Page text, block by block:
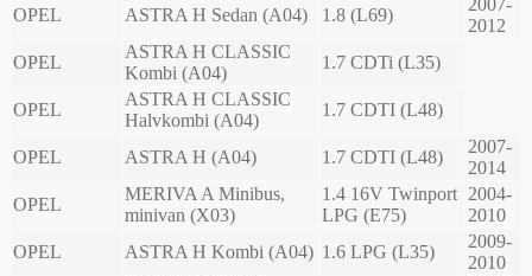
OPEL ASTRA H Sedan (A04) 1.8 (L69)
2007-
2012
OPEL
ASTRA H CLASSIC
Kombi (A04)
1.7 CDTi (L35)
OPEL
ASTRA H CLASSIC
Halvkombi (A04)
1.7 CDTI (L48)
OPEL ASTRA H (A04) 1.7 CDTI (L48)
2007-
2014
OPEL
MERIVA A Minibus,
minivan (X03)
1.4 16V Twinport
LPG (E75)
2004-
2010
OPEL
ASTRA H Kombi (A04) 1.6 LPG (L35)
2009-
2010